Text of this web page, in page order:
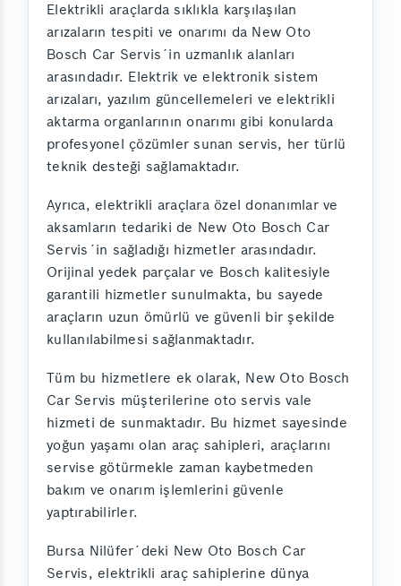
Elektrikli araçlarda sıklıkla karşılaşılan
arızaların tespiti ve onarımı da New Oto
Bosch Car Servis´in uzmanlık alanları
arasındadır. Elektrik ve elektronik sistem
arızaları, yazılım güncellemeleri ve elektrikli
aktarma organlarının onarımı gibi konularda
profesyonel çözümler sunan servis, her türlü
teknik desteği sağlamaktadır.
Ayrıca, elektrikli araçlara özel donanımlar ve
aksamların tedariki de New Oto Bosch Car
Servis´in sağladığı hizmetler arasındadır.
Orijinal yedek parçalar ve Bosch kalitesiyle
garantili hizmetler sunulmakta, bu sayede
araçların uzun ömürlü ve güvenli bir şekilde
kullanılabilmesi sağlanmaktadır.
Tüm bu hizmetlere ek olarak, New Oto Bosch
Car Servis müşterilerine oto servis vale
hizmeti de sunmaktadır. Bu hizmet sayesinde
yoğun yaşamı olan araç sahipleri, araçlarını
servise götürmekle zaman kaybetmeden
bakım ve onarım işlemlerini güvenle
yaptırabilirler.
Bursa Nilüfer´deki New Oto Bosch Car
Servis, elektrikli araç sahiplerine dünya